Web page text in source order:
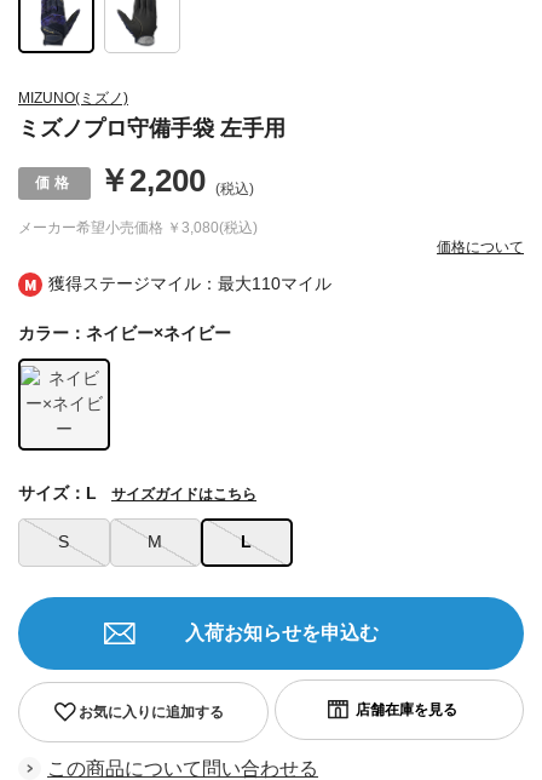
獲得ステージマイル：最大110マイル
MIZUNO(ミズノ)
ミズノプロ守備手袋 左手用
メーカー希望小売価格 ￥3,080(税込)
￥2,200 (税込)
価格について
カラー：ネイビー×ネイビー
S M L
サイズ：L サイズガイドはこちら
お気に入りに追加する
入荷お知らせを申込む
この商品について問い合わせる